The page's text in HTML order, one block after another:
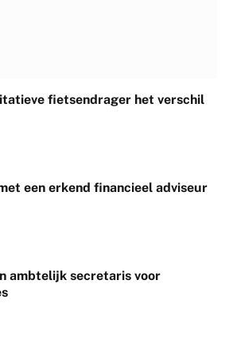
fietsendrager het verschil
een erkend financieel adviseur
ambtelijk secretaris voor